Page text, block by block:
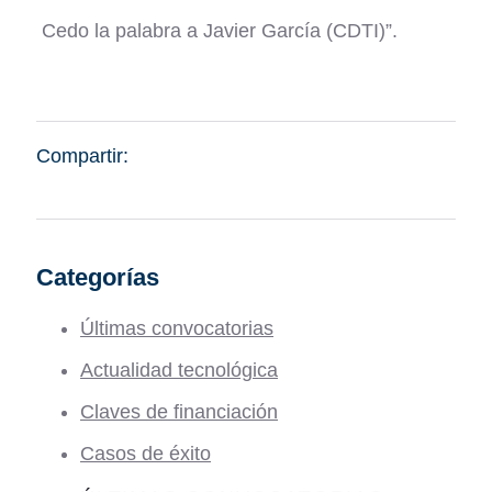
Cedo la palabra a Javier García (CDTI)”.
Compartir:
Categorías
Últimas convocatorias
Actualidad tecnológica
Claves de financiación
Casos de éxito